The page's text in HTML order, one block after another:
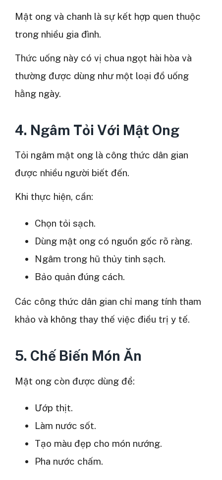
Mật ong và chanh là sự kết hợp quen thuộc
trong nhiều gia đình.
Thức uống này có vị chua ngọt hài hòa và
thường được dùng như một loại đồ uống
hằng ngày.
4. Ngâm Tỏi Với Mật Ong
Tỏi ngâm mật ong là công thức dân gian
được nhiều người biết đến.
Khi thực hiện, cần:
Chọn tỏi sạch.
Dùng mật ong có nguồn gốc rõ ràng.
Ngâm trong hũ thủy tinh sạch.
Bảo quản đúng cách.
Các công thức dân gian chỉ mang tính tham
khảo và không thay thế việc điều trị y tế.
5. Chế Biến Món Ăn
Mật ong còn được dùng để:
Ướp thịt.
Làm nước sốt.
Tạo màu đẹp cho món nướng.
Pha nước chấm.